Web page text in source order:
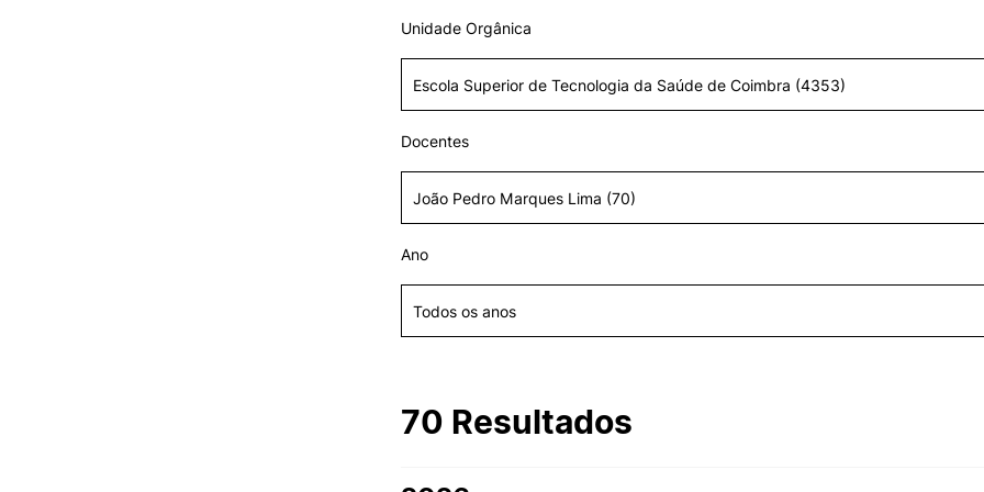
Oliveira do Hospital
Associações de Estudantes
Tunas Académicas
II&D E EMPRESAS
Empreendedorismo
i2A - Instituto de Investigação
Aplicada
AÇÃO SOCIAL
Gabinete de Apoio ao
Saúde & Bem-Estar
Projetos
Missão e objetivos
PROJETOS PRR
Unidade Orgânica
Docentes
Ano
70 Resultados